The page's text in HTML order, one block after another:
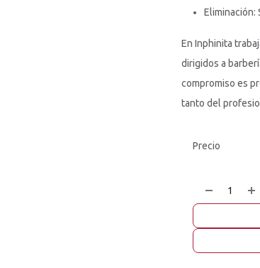
Eliminación:
En Inphinita
dirigidos a
compromiso es
tanto del
Precio